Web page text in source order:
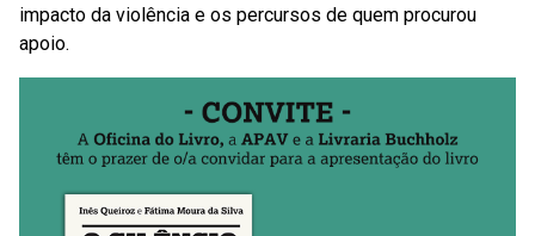
impacto da violência e os percursos de quem procurou
apoio.